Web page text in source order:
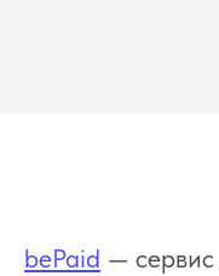
bePaid —